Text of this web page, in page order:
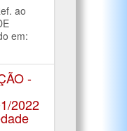
ao
em:
-
2022